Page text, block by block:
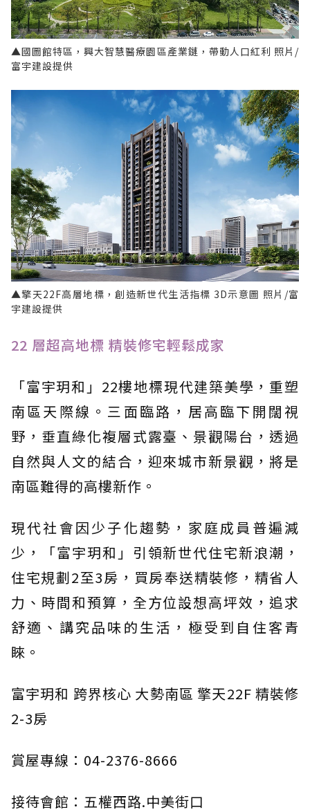
▲國圖館特區，興大智慧醫療園區產業鏈，帶動人口紅利 照片/
富宇建設提供
▲擎天22F高層地標，創造新世代生活指標 3D示意圖 照片/富
宇建設提供
22 層超高地標 精裝修宅輕鬆成家
「富宇玥和」22樓地標現代建築美學，重塑
南區天際線。三面臨路，居高臨下開闊視
野，垂直綠化複層式露臺、景觀陽台，透過
自然與人文的結合，迎來城市新景觀，將是
南區難得的高樓新作。
現代社會因少子化趨勢，家庭成員普遍減
少，「富宇玥和」引領新世代住宅新浪潮，
住宅規劃2至3房，買房奉送精裝修，精省人
力、時間和預算，全方位設想高坪效，追求
舒適、講究品味的生活，極受到自住客青
睞。
富宇玥和 跨界核心 大勢南區 擎天22F 精裝修
2-3房
賞屋專線：04-2376-8666
接待會館：五權西路.中美街口